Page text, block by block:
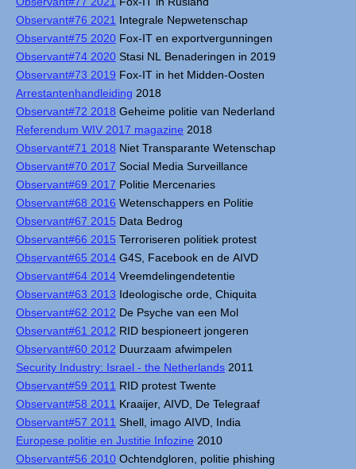
Observant#76 2021 Integrale Nepwetenschap
Observant#75 2020 Fox-IT en exportvergunningen
Observant#74 2020 Stasi NL Benaderingen in 2019
Observant#73 2019 Fox-IT in het Midden-Oosten
Arrestantenhandleiding 2018
Observant#72 2018 Geheime politie van Nederland
Referendum WIV 2017 magazine 2018
Observant#71 2018 Niet Transparante Wetenschap
Observant#70 2017 Social Media Surveillance
Observant#69 2017 Politie Mercenaries
Observant#68 2016 Wetenschappers en Politie
Observant#67 2015 Data Bedrog
Observant#66 2015 Terroriseren politiek protest
Observant#65 2014 G4S, Facebook en de AIVD
Observant#64 2014 Vreemdelingendetentie
Observant#63 2013 Ideologische orde, Chiquita
Observant#62 2012 De Psyche van een Mol
Observant#61 2012 RID bespioneert jongeren
Observant#60 2012 Duurzaam afwimpelen
Security Industry: Israel - the Netherlands 2011
Observant#59 2011 RID protest Twente
Observant#58 2011 Kraaijer, AIVD, De Telegraaf
Observant#57 2011 Shell, imago AIVD, India
Europese politie en Justitie Infozine 2010
Observant#56 2010 Ochtendgloren, politie phishing